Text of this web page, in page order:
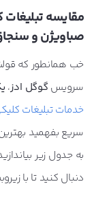
مقایسه تبلیغات
صباویژن و
خب همانطور که
سرویس گوگل ادز،
خدمات تبلیغات
سریع بفهمید
به جدول زیر
دنبال کنید تا با